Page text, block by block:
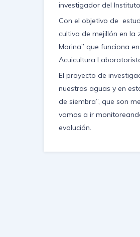
investigador del
Con el objetivo de
cultivo de mejillón en la
Marina” que funciona
Acuicultura
El proyecto de
nuestras aguas y en
de siembra”, que son
vamos a ir
evolución.